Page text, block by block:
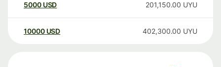
5000 USD 201,150.00 UYU
10000 USD 402,300.00 UYU